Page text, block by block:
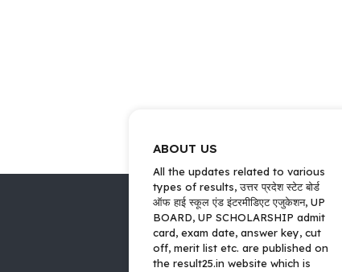
ABOUT US
All the updates related to various
types of results, उत्तर प्रदेश स्टेट बोर्ड
ऑफ हाई स्कूल एंड इंटरमीडिएट एजुकेशन, UP
BOARD, UP SCHOLARSHIP admit
card, exam date, answer key, cut
off, merit list etc. are published on
the result25.in website which is